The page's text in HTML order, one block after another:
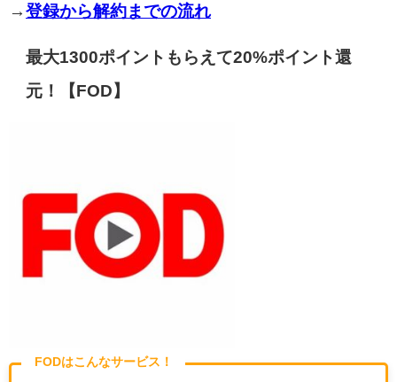
→ 登録から解約までの流れ
最大1300ポイントもらえて20%ポイント還
元！【FOD】
FODはこんなサービス！